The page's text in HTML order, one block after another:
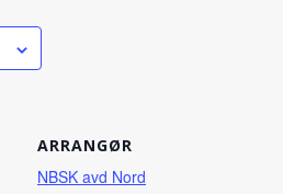
ARRANGØR
NBSK avd Nord